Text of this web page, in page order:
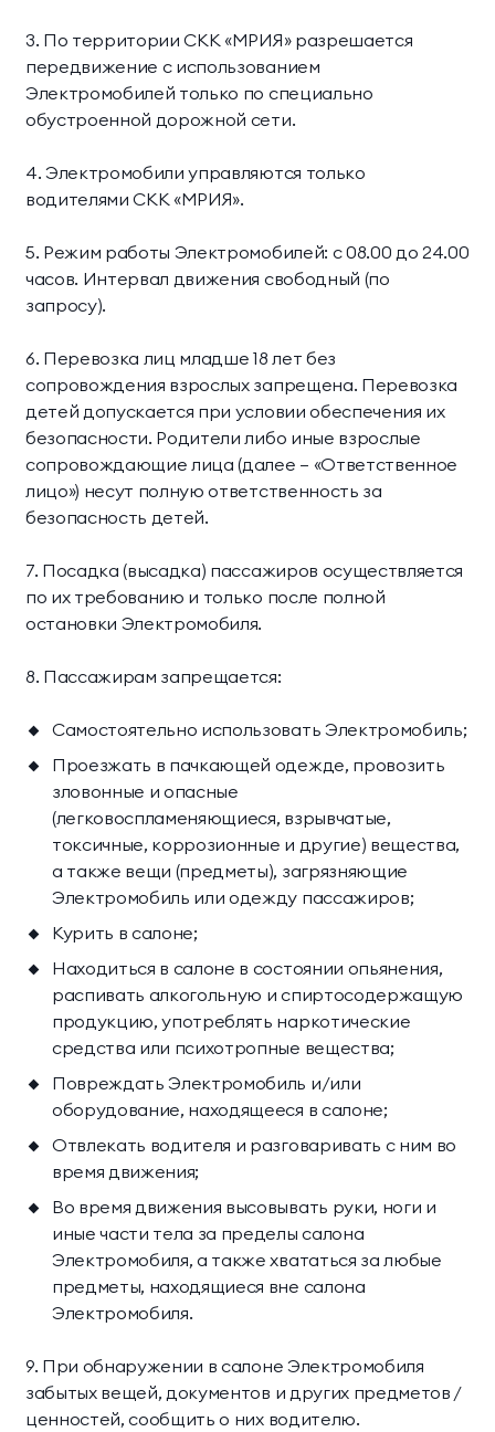
3. По территории СКК «МРИЯ» разрешается
передвижение с использованием
Электромобилей только по специально
обустроенной дорожной сети.
4. Электромобили управляются только
водителями СКК «МРИЯ».
5. Режим работы Электромобилей: с 08.00 до 24.00
часов. Интервал движения свободный (по
запросу).
6. Перевозка лиц младше 18 лет без
сопровождения взрослых запрещена. Перевозка
детей допускается при условии обеспечения их
безопасности. Родители либо иные взрослые
сопровождающие лица (далее – «Ответственное
лицо») несут полную ответственность за
безопасность детей.
7. Посадка (высадка) пассажиров осуществляется
по их требованию и только после полной
остановки Электромобиля.
8. Пассажирам запрещается:
Самостоятельно использовать Электромобиль;
Проезжать в пачкающей одежде, провозить
зловонные и опасные
(легковоспламеняющиеся, взрывчатые,
токсичные, коррозионные и другие) вещества,
а также вещи (предметы), загрязняющие
Электромобиль или одежду пассажиров;
Курить в салоне;
Находиться в салоне в состоянии опьянения,
распивать алкогольную и спиртосодержащую
продукцию, употреблять наркотические
средства или психотропные вещества;
Повреждать Электромобиль и/или
оборудование, находящееся в салоне;
Отвлекать водителя и разговаривать с ним во
время движения;
Во время движения высовывать руки, ноги и
иные части тела за пределы салона
Электромобиля, а также хвататься за любые
предметы, находящиеся вне салона
Электромобиля.
9. При обнаружении в салоне Электромобиля
забытых вещей, документов и других предметов /
ценностей, сообщить о них водителю.